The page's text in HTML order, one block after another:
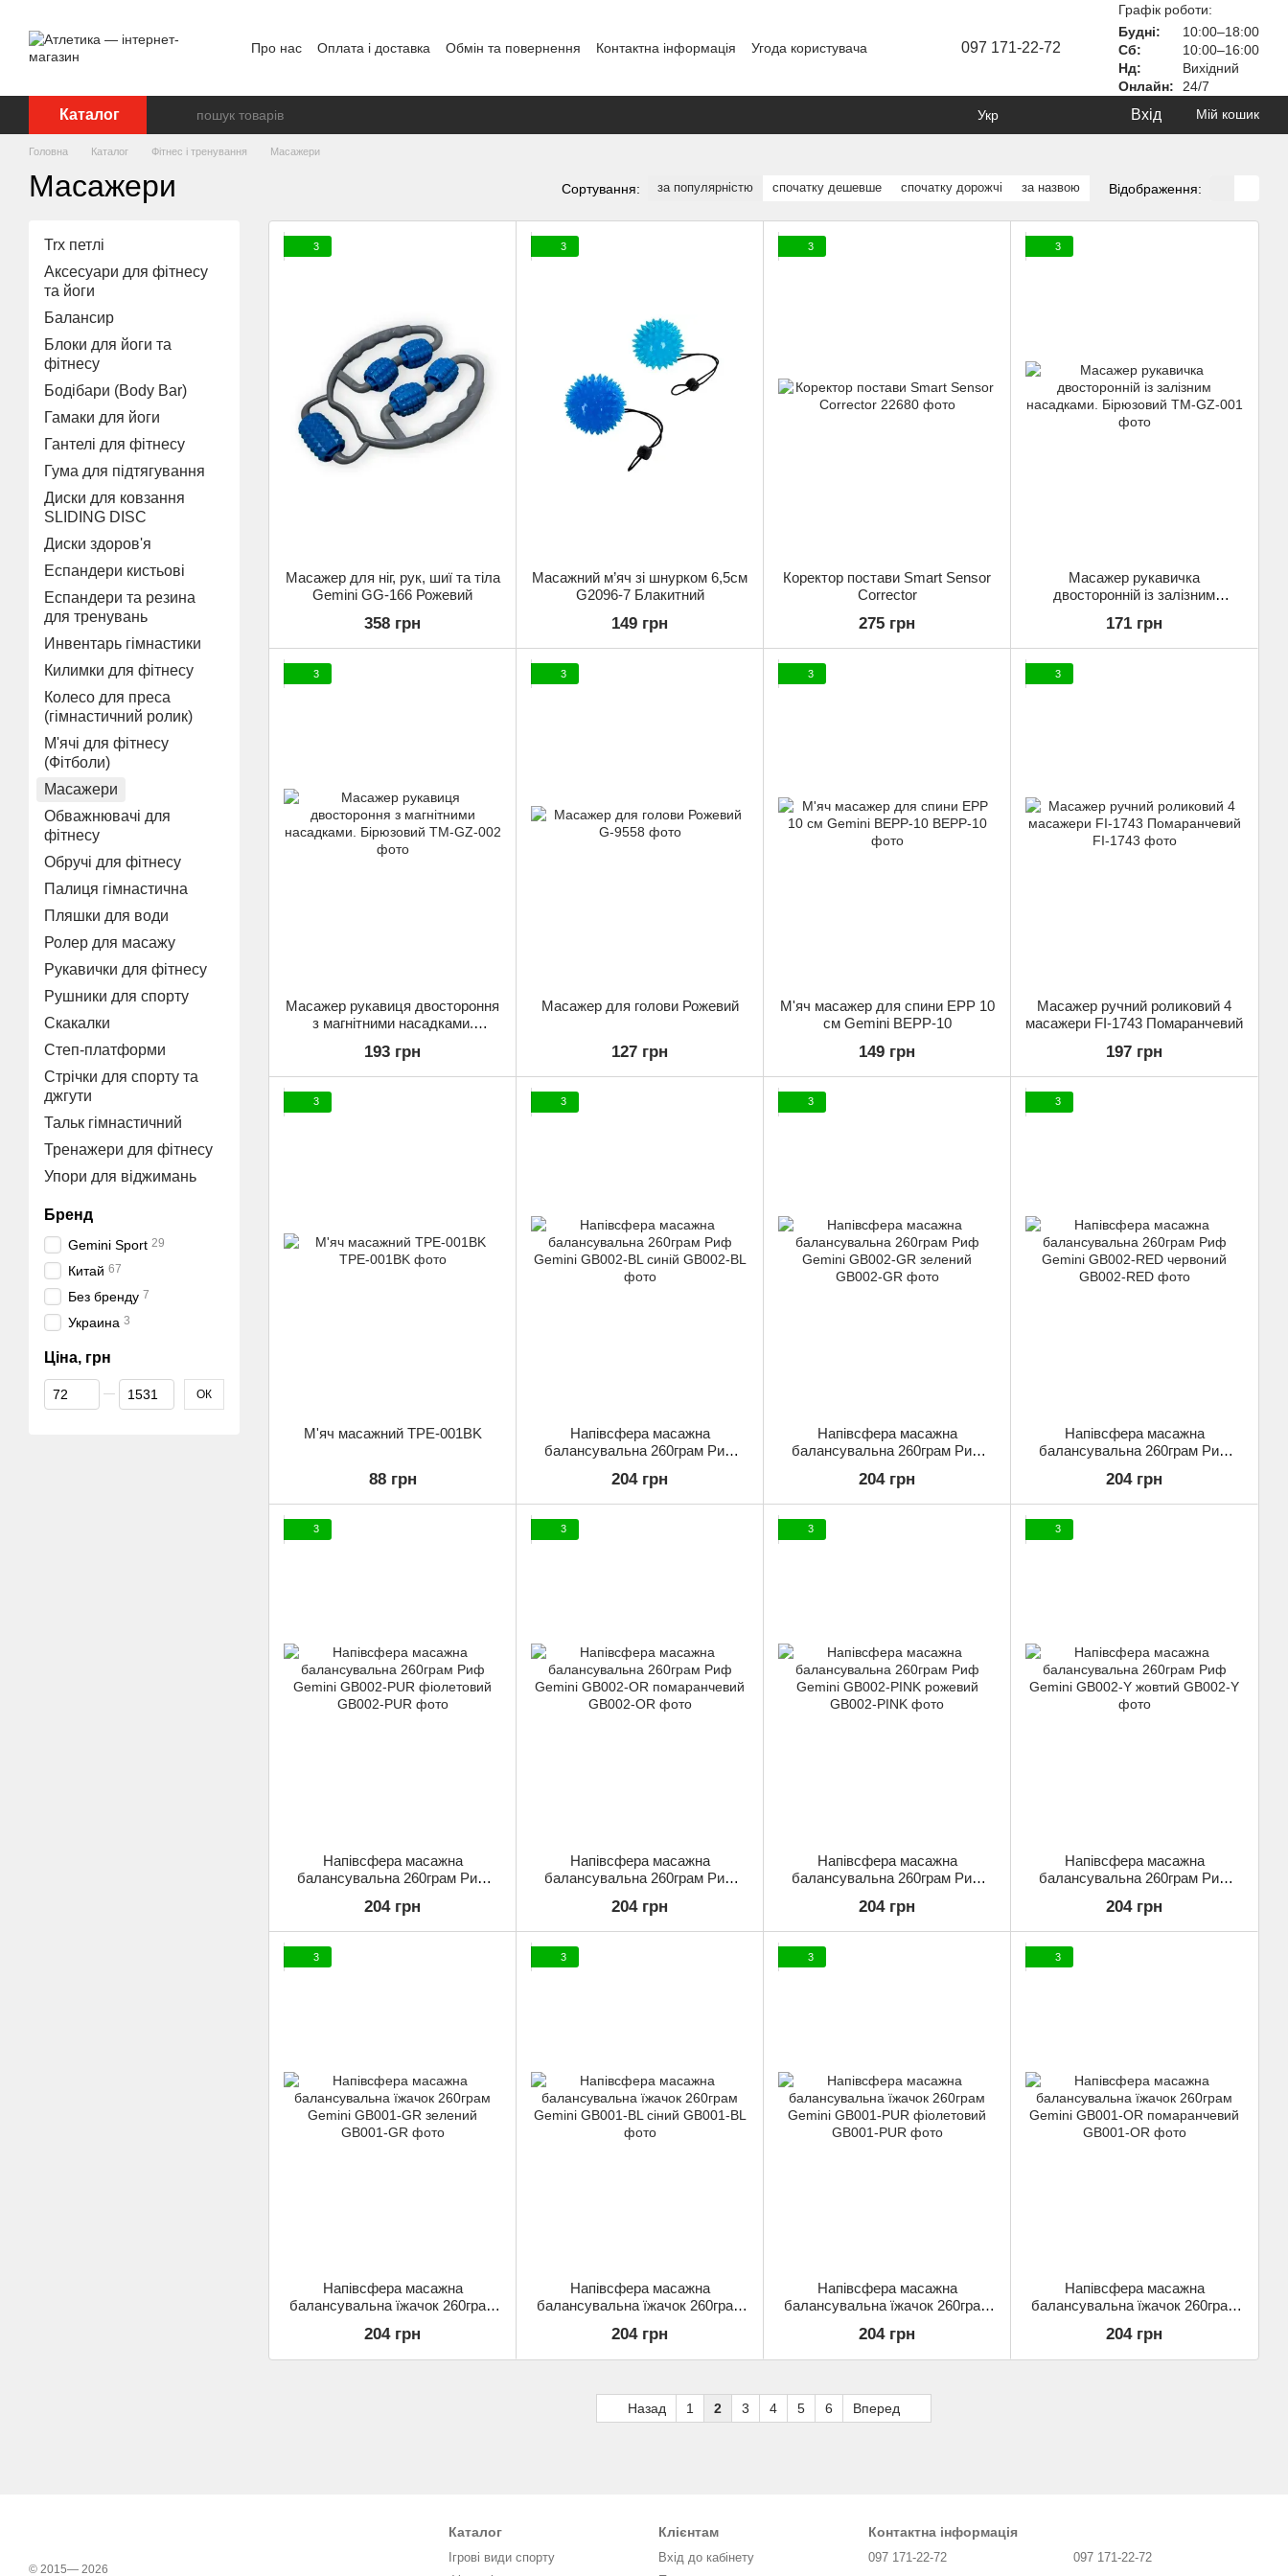
Про нас Оплата і доставка Обмін та повернення Контактна інформація
Угода користувача
097 171-22-72
Графік роботи:
Будні:
10:00–18:00
Сб:
10:00–16:00
Нд:
Вихідний
Онлайн:
24/7
Каталог Укр Вхід Мій кошик
Головна Каталог Фітнес і тренування Масажери
Масажери Сортування: за популярністю спочатку дешевше спочатку дорожчі за назвою Відображення:
3
Масажер для ніг, рук, шиї та тіла
Gemini GG-166 Рожевий
358 грн
3
Масажний м’яч зі шнурком 6,5см
G2096-7 Блакитний
149 грн
3
Коректор постави Smart Sensor
Corrector
275 грн
3
Масажер рукавичка
двосторонній із залізним
171 грн
3
Масажер рукавиця двостороння
з магнітними насадками.
193 грн
3
Масажер для голови Рожевий
127 грн
3
М'яч масажер для спини EPP 10
см Gemini BEPP-10
149 грн
3
Масажер ручний роликовий 4
масажери FI-1743 Помаранчевий
197 грн
3
М'яч масажний TPE-001BK
88 грн
3
Напівсфера масажна
балансувальна 260грам Риф
204 грн
3
Напівсфера масажна
балансувальна 260грам Риф
204 грн
3
Напівсфера масажна
балансувальна 260грам Риф
204 грн
3
Напівсфера масажна
балансувальна 260грам Риф
204 грн
3
Напівсфера масажна
балансувальна 260грам Риф
204 грн
3
Напівсфера масажна
балансувальна 260грам Риф
204 грн
3
Напівсфера масажна
балансувальна 260грам Риф
204 грн
3
Напівсфера масажна
балансувальна їжачок 260грам
204 грн
3
Напівсфера масажна
балансувальна їжачок 260грам
204 грн
3
Напівсфера масажна
балансувальна їжачок 260грам
204 грн
3
Напівсфера масажна
балансувальна їжачок 260грам
204 грн
Назад 1 2 3 4 5 6 Вперед
Trx петлі
Аксесуари для фітнесу
та йоги
Балансир
Блоки для йоги та
фітнесу
Бодібари (Body Bar)
Гамаки для йоги
Гантелі для фітнесу
Гума для підтягування
Диски для ковзання
SLIDING DISC
Диски здоров'я
Еспандери кистьові
Еспандери та резина
для тренувань
Инвентарь гімнастики
Килимки для фітнесу
Колесо для преса
(гімнастичний ролик)
М'ячі для фітнесу
(Фітболи)
Масажери
Обважнювачі для
фітнесу
Обручі для фітнесу
Палиця гімнастична
Пляшки для води
Ролер для масажу
Рукавички для фітнесу
Рушники для спорту
Скакалки
Степ-платформи
Стрічки для спорту та
джгути
Тальк гімнастичний
Тренажери для фітнесу
Упори для віджимань
Бренд
Gemini Sport 29
Китай 67
Без бренду 7
Украина 3
Ціна, грн
Від Ціна, грн
До Ціна, грн ОК
© 2015— 2026
Каталог
Ігрові види спорту
Клієнтам
Вхід до кабінету
Контактна інформація
097 171-22-72 097 171-22-72